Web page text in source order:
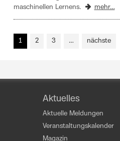
maschinellen Lernens.
mehr…
1 2 3 … nächste
Aktuelles
Aktuelle Meldungen
Veranstaltungskalender
Magazin